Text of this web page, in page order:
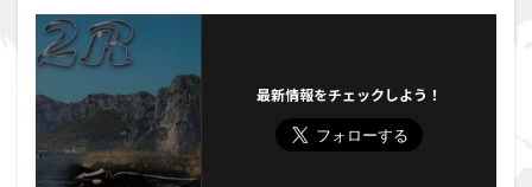
o
k
最新情報をチェックしよう！